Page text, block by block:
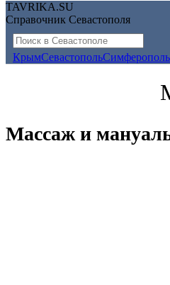
TAVRIKA.SU
Справочник Севастополя
КрымСевастопольСимферополь
Массаж и